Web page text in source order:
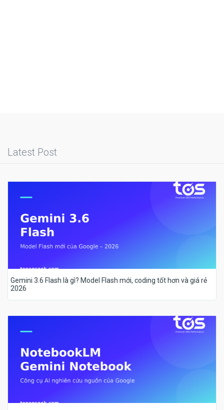
Latest Post
Gemini 3.6 Flash là gì? Model Flash mới, coding tốt hơn và giá rẻ
2026